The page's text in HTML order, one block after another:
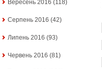
Вересень 2016 (118)
Серпень 2016 (42)
Липень 2016 (93)
Червень 2016 (81)